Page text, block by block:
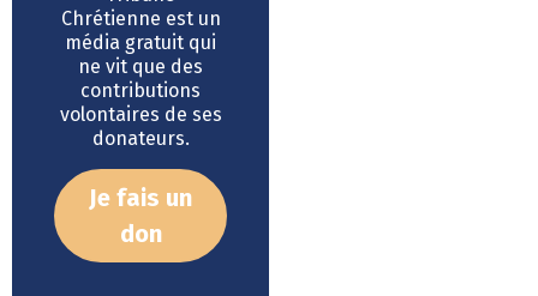
Chrétienne est un
média gratuit qui
ne vit que des
contributions
volontaires de ses
donateurs.
Je fais un
don